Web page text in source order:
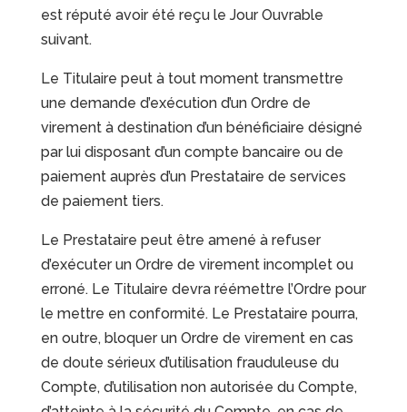
est réputé avoir été reçu le Jour Ouvrable
suivant.
Le Titulaire peut à tout moment transmettre
une demande d’exécution d’un Ordre de
virement à destination d’un bénéficiaire désigné
par lui disposant d’un compte bancaire ou de
paiement auprès d’un Prestataire de services
de paiement tiers.
Le Prestataire peut être amené à refuser
d’exécuter un Ordre de virement incomplet ou
erroné. Le Titulaire devra réémettre l’Ordre pour
le mettre en conformité. Le Prestataire pourra,
en outre, bloquer un Ordre de virement en cas
de doute sérieux d’utilisation frauduleuse du
Compte, d’utilisation non autorisée du Compte,